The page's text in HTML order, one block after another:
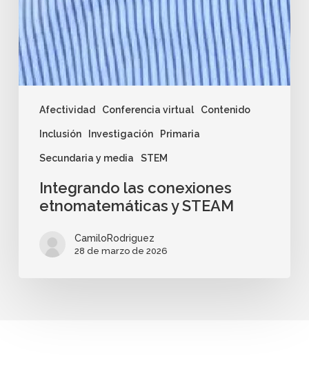
Afectividad Conferencia virtual Contenido
Inclusión Investigación Primaria
Secundaria y media STEM
Integrando las conexiones
etnomatemáticas y STEAM
CamiloRodriguez
28 de marzo de 2026